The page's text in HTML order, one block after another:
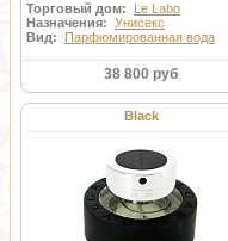
Торговый дом: Le Labo
Назначения: Унисекс
Вид: Парфюмированная вода
38 800 руб
Black